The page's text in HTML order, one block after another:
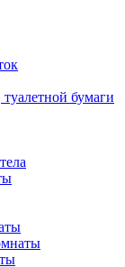
бумаги